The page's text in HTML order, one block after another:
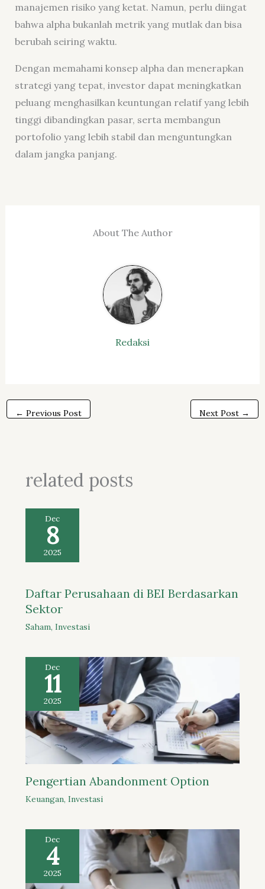
manajemen risiko yang ketat. Namun, perlu diingat
bahwa alpha bukanlah metrik yang mutlak dan bisa
berubah seiring waktu.
Dengan memahami konsep alpha dan menerapkan
strategi yang tepat, investor dapat meningkatkan
peluang menghasilkan keuntungan relatif yang lebih
tinggi dibandingkan pasar, serta membangun
portofolio yang lebih stabil dan menguntungkan
dalam jangka panjang.
About The Author
Redaksi
← Previous Post Next Post →
related posts
Dec
8
2025
Daftar Perusahaan di BEI Berdasarkan
Sektor
Saham, Investasi
Dec
11
2025
Pengertian Abandonment Option
Keuangan, Investasi
Dec
4
2025